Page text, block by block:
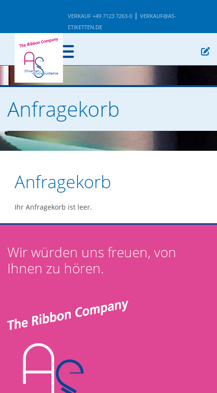
VERKAUF +49 7123 7263-0 | VERKAUF@AS-
ETIKETTEN.DE
Anfragekorb
Anfragekorb
Ihr Anfragekorb ist leer.
Wir würden uns freuen, von
Ihnen zu hören.